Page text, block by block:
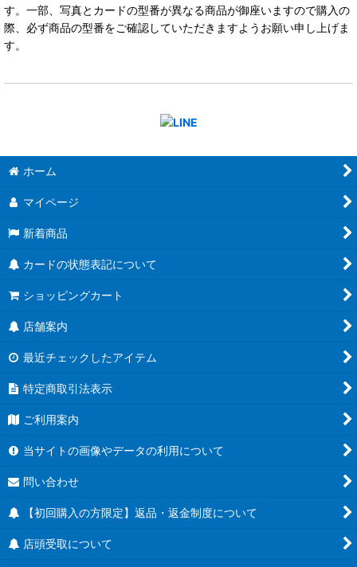
す。一部、写真とカードの型番が異なる商品が御座いますので購入の
際、必ず商品の型番をご確認していただきますようお願い申し上げま
す。
ホーム
マイページ
新着商品
カードの状態表記について
ショッピングカート
店舗案内
最近チェックしたアイテム
特定商取引法表示
ご利用案内
当サイトの画像やデータの利用について
問い合わせ
【初回購入の方限定】返品・返金制度について
店頭受取について